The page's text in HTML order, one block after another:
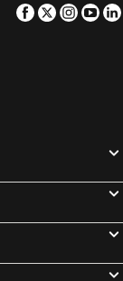
Facebook
Twitter